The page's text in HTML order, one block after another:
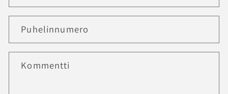
Puhelinnumero
Kommentti